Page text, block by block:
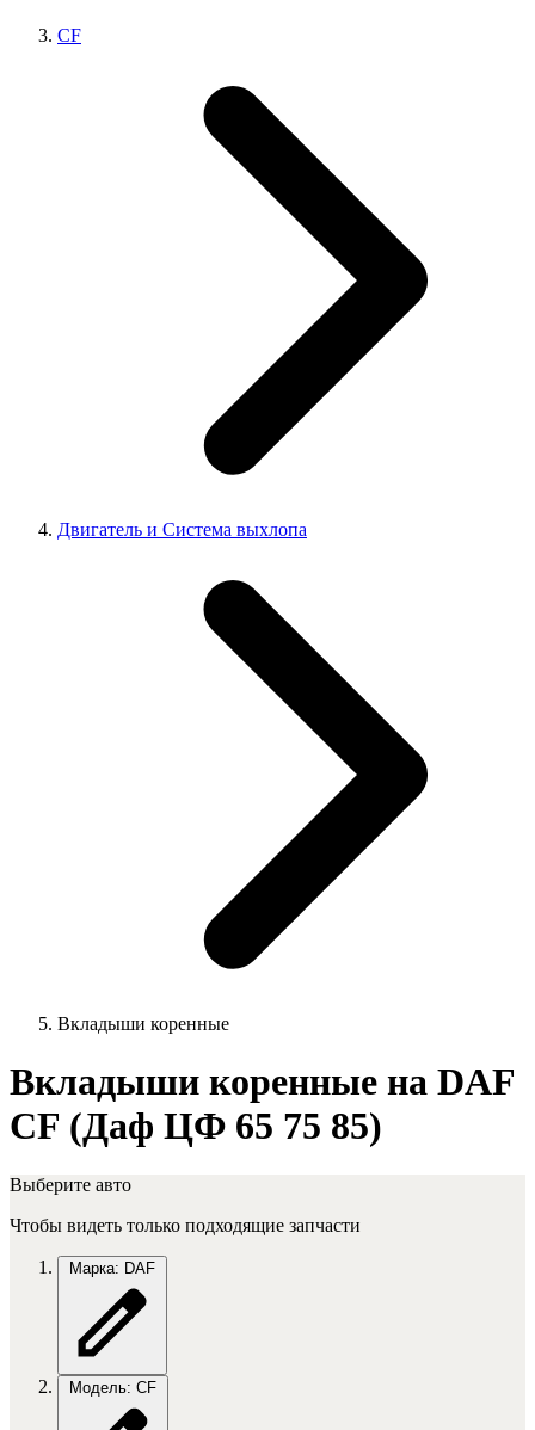
CF
Двигатель и Система выхлопа
Вкладыши коренные
Вкладыши коренные на DAF
CF (Даф ЦФ 65 75 85)
Выберите авто
Чтобы видеть только подходящие запчасти
Марка: DAF
Модель: CF